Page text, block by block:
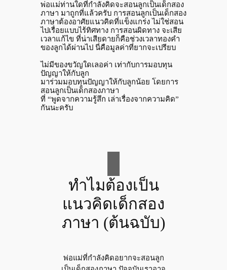
พ่อแม่ท่านใดที่กำลังคิดจะสอนลูกเป็นเด็กสอง
ภาษา มาถูกที่แล้วครับ การสอนลูกเป็นเด็กสอง
ภาษาต้องอาศัยแนวคิดที่แข็งแกร่ง ไม่ใช่สอน
ไปเรื่อยแบบไร้ทิศทาง การสอนผิดทาง จะเสีย
เวลาแก้ไข ที่น่าเสียดายก็คือช่วงเวลาทองคำ
ของลูกได้ผ่านไป นี่คือมูลค่าที่ยากจะเปรียบ
ไม่มีของขวัญใดเลอค่า เท่ากับการมอบทุน
ปัญญาให้กับลูก
มาร่วมมอบทุนปัญญาให้กับลูกน้อย โดยการ
สอนลูกเป็นเด็กสองภาษา
ที่ “พูดจากความรู้สึก เล่าเรื่องจากความคิด”
กันนะครับ
ทำไมต้องเป็น
แนวคิดเด็กสอง
ภาษา (ต้นฉบับ)
พ่อแม่ที่กำลังคิดอยากจะสอนลูก